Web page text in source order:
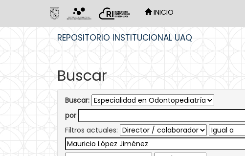
INICIO
REPOSITORIO INSTITUCIONAL UAQ
Buscar
Buscar:
por
Filtros actuales: